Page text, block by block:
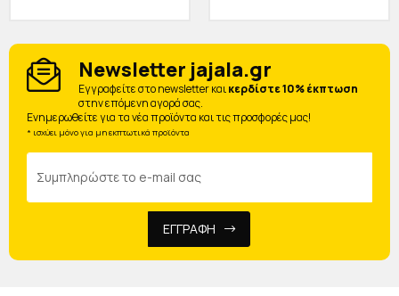
Newsletter jajala.gr
Eγγραφείτε στο newsletter καικερδίστε 10% έκπτωση
στην επόμενη αγορά σας.
Ενημερωθείτε για τα νέα προϊόντα και τις προσφορές μας!
* ισχύει μόνο για μη εκπτωτικά προϊόντα
ΕΓΓΡΑΦΗ